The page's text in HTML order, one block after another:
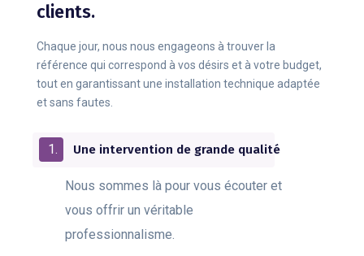
clients.
Chaque jour, nous nous engageons à trouver la
référence qui correspond à vos désirs et à votre budget,
tout en garantissant une installation technique adaptée
et sans fautes.
Une intervention de grande qualité
Nous sommes là pour vous écouter et
vous offrir un véritable
professionnalisme.